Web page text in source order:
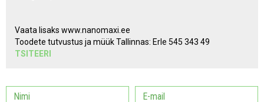
Vaata lisaks www.nanomaxi.ee
Toodete tutvustus ja müük Tallinnas: Erle 545 343 49
TSITEERI